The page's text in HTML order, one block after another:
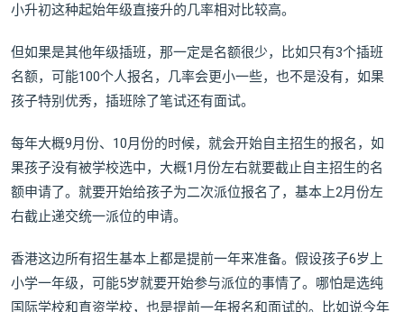
小升初这种起始年级直接升的几率相对比较高。
但如果是其他年级插班，那一定是名额很少，比如只有3个插班
名额，可能100个人报名，几率会更小一些，也不是没有，如果
孩子特别优秀，插班除了笔试还有面试。
每年大概9月份、10月份的时候，就会开始自主招生的报名，如
果孩子没有被学校选中，大概1月份左右就要截止自主招生的名
额申请了。就要开始给孩子为二次派位报名了，基本上2月份左
右截止递交统一派位的申请。
香港这边所有招生基本上都是提前一年来准备。假设孩子6岁上
小学一年级，可能5岁就要开始参与派位的事情了。哪怕是选纯
国际学校和直资学校，也是提前一年报名和面试的。比如说今年